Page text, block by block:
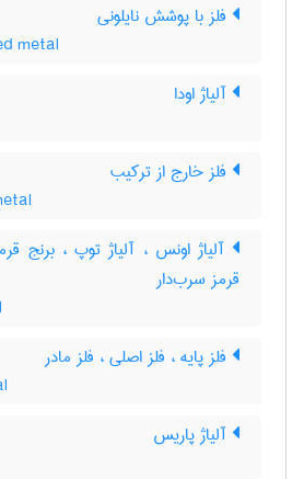
فلز با پوشش نایلونی
metal
آلیاژ اودا
فلز خارج از ترکیب
آلیاژ اونس ، آلیاژ توپ ، برنج
قرمز سرب‌دار
فلز پایه ، فلز اصلی ، فلز مادر
آلیاژ پاریس